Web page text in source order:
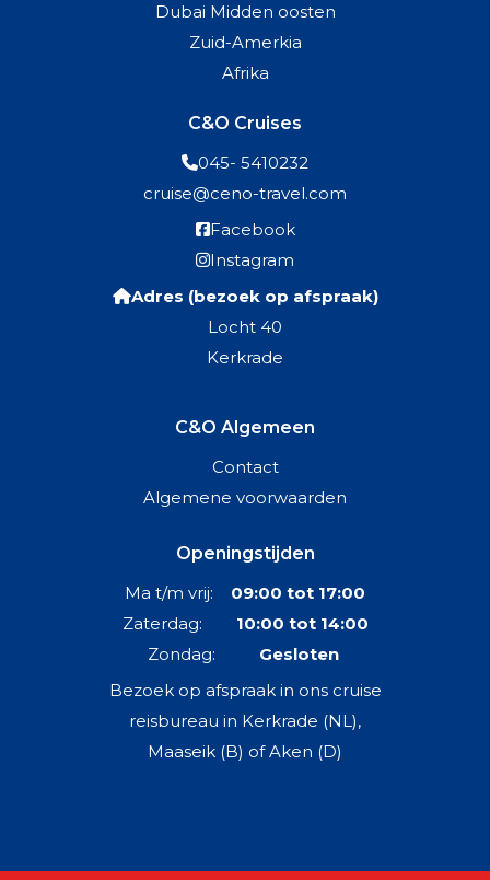
Dubai Midden oosten
Zuid-Amerkia
Afrika
C&O Cruises
045- 5410232
cruise@ceno-travel.com
Facebook
Instagram
Adres (bezoek op afspraak)
Locht 40
Kerkrade
C&O Algemeen
Contact
Algemene voorwaarden
Openingstijden
Ma t/m vrij: 09:00 tot 17:00
Zaterdag: 10:00 tot 14:00
Zondag: Gesloten
Bezoek op afspraak in ons cruise
reisbureau in Kerkrade (NL),
Maaseik (B) of Aken (D)